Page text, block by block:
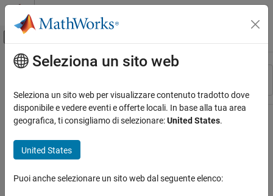
Vai al contenuto
Attiva/disattiva menu di navigazione
Risorsa
Stato
Contenuto principale
Seleziona un sito web
Seleziona un sito web per visualizzare contenuto tradotto dove
disponibile e vedere eventi e offerte locali. In base alla tua area
geografica, ti consigliamo di selezionare:United States.
United States
Puoi anche selezionare un sito web dal seguente elenco: